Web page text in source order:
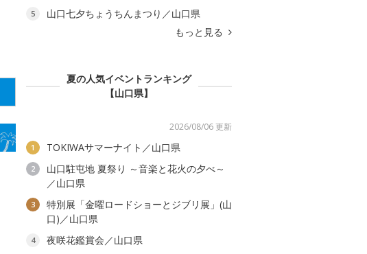
5
山口七夕ちょうちんまつり／山口県
もっと見る
夏の人気イベントランキング
【山口県】
2026/08/06 更新
1 TOKIWAサマーナイト／山口県
2
山口駐屯地 夏祭り ～音楽と花火の夕べ～
／山口県
3
特別展「金曜ロードショーとジブリ展」(山
口)／山口県
4 夜咲花鑑賞会／山口県